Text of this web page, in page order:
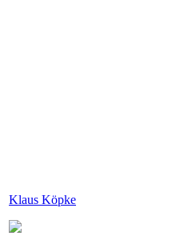
Klaus Köpke